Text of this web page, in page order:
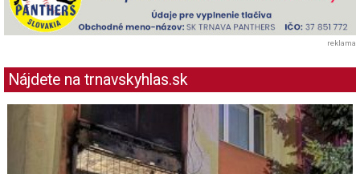
reklama
Nájdete na trnavskyhlas.sk